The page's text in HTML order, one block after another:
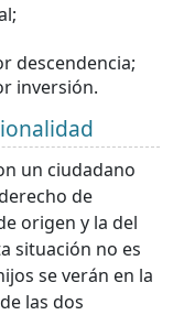
descendencia;
inversión.
un ciudadano
de
origen y la del
situación no es
se verán en la
las dos